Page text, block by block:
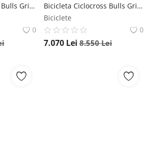
Bicicleta Ciclocross Bulls Grinder 3 - 28 Inch, 550 mm, Negru Bulls
0
Bicicleta Ciclocross Bulls Grinder 3 - 28 Inch, 470 mm, Negru Bulls
Biciclete
0
7.070 Lei 8.550Lei